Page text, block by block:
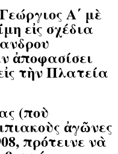
Α΄ μὲ
εἰς σχέδια
ἀποφασίσει
τὴν Πλατεία
(ποὺ
ἀγῶνες
πρότεινε νὰ